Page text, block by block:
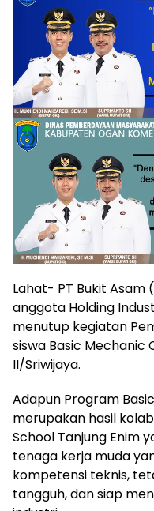
Lahat- PT Bukit Asam
anggota Holding
menutup kegiatan
siswa Basic Mechanic
II/Sriwijaya.
Adapun Program
merupakan hasil
School Tanjung Enim
tenaga kerja muda
kompetensi teknis,
tangguh, dan siap